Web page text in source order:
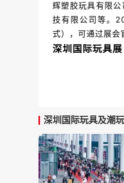
辉塑胶玩具有限
技有限公司等。
式），可通过展会
深圳国际玩具
年度盛会之一。
三展联动全产业链
协同效应。展品完
业链领域，从传
求。
深圳国际玩具及潮